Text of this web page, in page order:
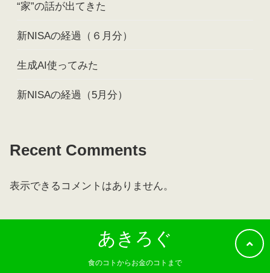
“家”の話が出てきた
新NISAの経過（６月分）
生成AI使ってみた
新NISAの経過（5月分）
Recent Comments
表示できるコメントはありません。
あきろぐ
食のコトからお金のコトまで